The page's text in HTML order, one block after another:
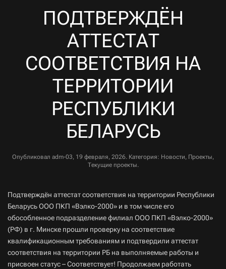
ПОДТВЕРЖДЁН
АТТЕСТАТ
СООТВЕТСТВИЯ НА
ТЕРРИТОРИИ
РЕСПУБЛИКИ
БЕЛАРУСЬ
Опубликовал adm-03, 19 февраля, 2026. Категория: Новости, Проекты,
Текущие проекты.
Подтверждён аттестат соответствия на территории Республики
Беларусь ООО ПКП «Вэлко-2000» и в том числе его
обособленное подразделение филиал ООО ПКП «Вэлко-2000»
(РФ) в г. Минске прошли проверку на соответствие
квалификационным требованиям и подтвердили аттестат
соответствия на территории РБ на выполняемые работы и
присвоен статус – Соответствует! Продолжаем работать